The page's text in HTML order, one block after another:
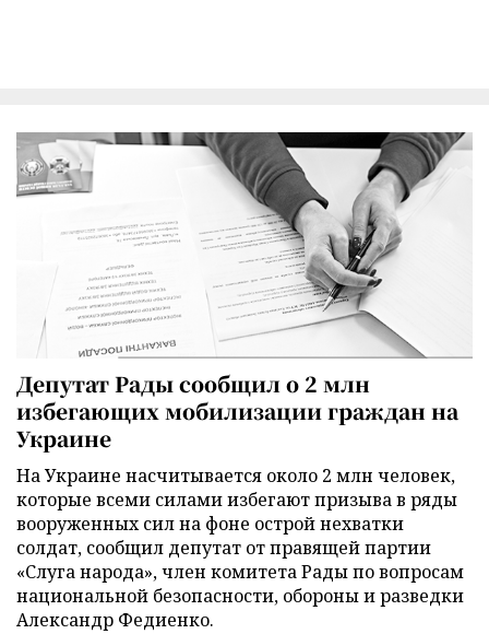
Депутат Рады сообщил о 2 млн
избегающих мобилизации граждан на
Украине
На Украине насчитывается около 2 млн человек,
которые всеми силами избегают призыва в ряды
вооруженных сил на фоне острой нехватки
солдат, сообщил депутат от правящей партии
«Слуга народа», член комитета Рады по вопросам
национальной безопасности, обороны и разведки
Александр Федиенко.